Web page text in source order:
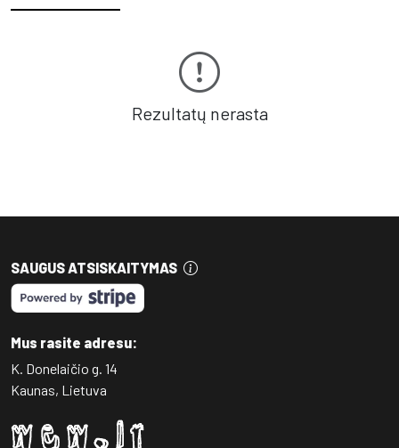
Rezultatų nerasta
SAUGUS ATSISKAITYMAS
Mus rasite adresu:
K. Donelaičio g. 14
Kaunas, Lietuva